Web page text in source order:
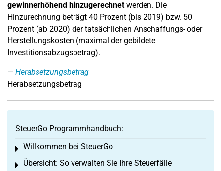
gewinnerhöhend hinzugerechnetwerden. Die
Hinzurechnung beträgt 40 Prozent (bis 2019) bzw. 50
Prozent (ab 2020) der tatsächlichen Anschaffungs- oder
Herstellungskosten (maximal der gebildete
Investitionsabzugsbetrag).
Herabsetzungsbetrag
Herabsetzungsbetrag
SteuerGo Programmhandbuch:
Willkommen bei SteuerGo
Toggle menu
Übersicht: So verwalten Sie Ihre Steuerfälle
Toggle menu